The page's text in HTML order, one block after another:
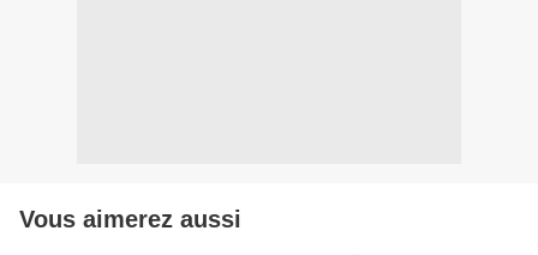
Vous aimerez aussi